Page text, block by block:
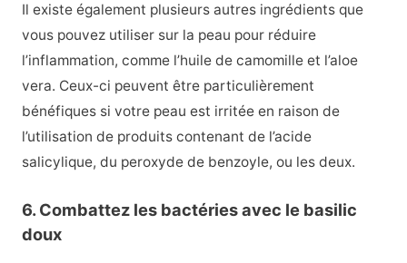
Il existe également plusieurs autres ingrédients que
vous pouvez utiliser sur la peau pour réduire
l’inflammation, comme l’huile de camomille et l’aloe
vera. Ceux-ci peuvent être particulièrement
bénéfiques si votre peau est irritée en raison de
l’utilisation de produits contenant de l’acide
salicylique, du peroxyde de benzoyle, ou les deux.
6. Combattez les bactéries avec le basilic
doux